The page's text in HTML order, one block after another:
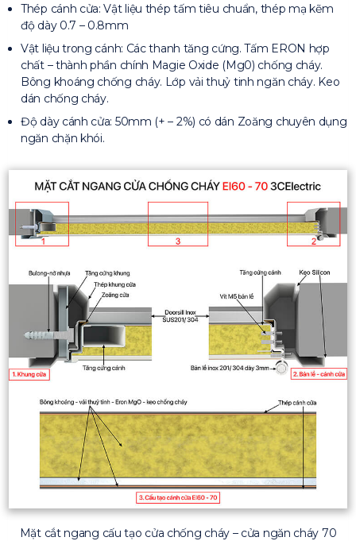
Thép cánh cửa: Vật liệu thép tấm tiêu chuẩn, thép mạ kẽm
độ dày 0.7 – 0.8mm
Vật liệu trong cánh: Các thanh tăng cứng. Tấm ERON hợp
chất – thành phần chính Magie Oxide (Mg0) chống cháy.
Bông khoáng chống cháy. Lớp vải thuỷ tinh ngăn cháy. Keo
dán chống cháy.
Độ dày cánh cửa: 50mm (+ – 2%) có dán Zoăng chuyên dụng
ngăn chặn khói.
Mặt cắt ngang cấu tạo cửa chống cháy – cửa ngăn cháy 70